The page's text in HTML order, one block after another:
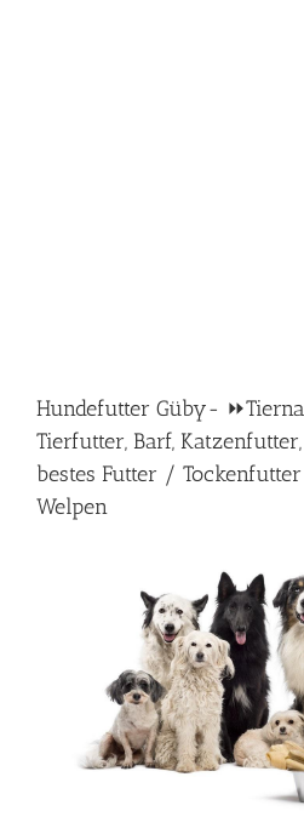
Hundefutter Güby-
Tierfutter, Barf,
bestes Futter /
Welpen